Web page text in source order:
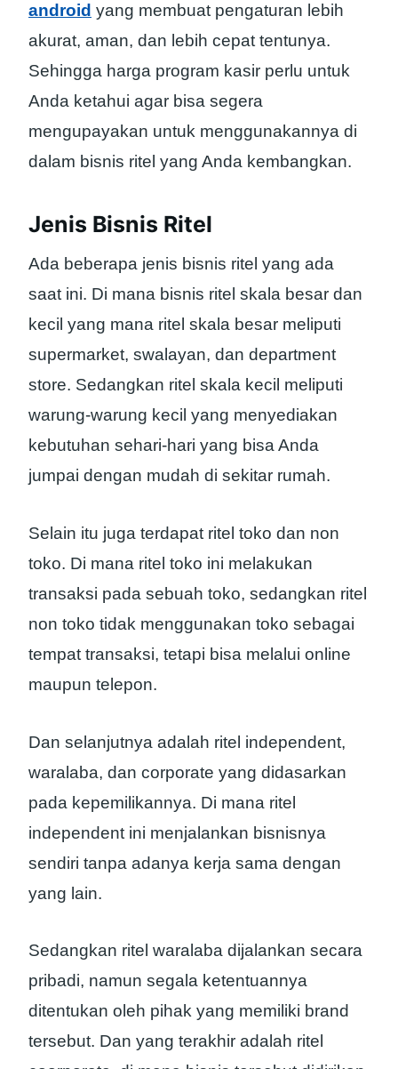
android yang membuat pengaturan lebih
akurat, aman, dan lebih cepat tentunya.
Sehingga harga program kasir perlu untuk
Anda ketahui agar bisa segera
mengupayakan untuk menggunakannya di
dalam bisnis ritel yang Anda kembangkan.
Jenis Bisnis Ritel
Ada beberapa jenis bisnis ritel yang ada
saat ini. Di mana bisnis ritel skala besar dan
kecil yang mana ritel skala besar meliputi
supermarket, swalayan, dan department
store. Sedangkan ritel skala kecil meliputi
warung-warung kecil yang menyediakan
kebutuhan sehari-hari yang bisa Anda
jumpai dengan mudah di sekitar rumah.
Selain itu juga terdapat ritel toko dan non
toko. Di mana ritel toko ini melakukan
transaksi pada sebuah toko, sedangkan ritel
non toko tidak menggunakan toko sebagai
tempat transaksi, tetapi bisa melalui online
maupun telepon.
Dan selanjutnya adalah ritel independent,
waralaba, dan corporate yang didasarkan
pada kepemilikannya. Di mana ritel
independent ini menjalankan bisnisnya
sendiri tanpa adanya kerja sama dengan
yang lain.
Sedangkan ritel waralaba dijalankan secara
pribadi, namun segala ketentuannya
ditentukan oleh pihak yang memiliki brand
tersebut. Dan yang terakhir adalah ritel